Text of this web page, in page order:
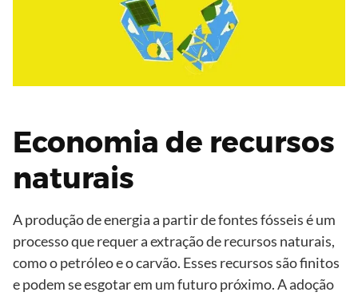
Economia de recursos
naturais
A produção de energia a partir de fontes fósseis é um
processo que requer a extração de recursos naturais,
como o petróleo e o carvão. Esses recursos são finitos
e podem se esgotar em um futuro próximo. A adoção